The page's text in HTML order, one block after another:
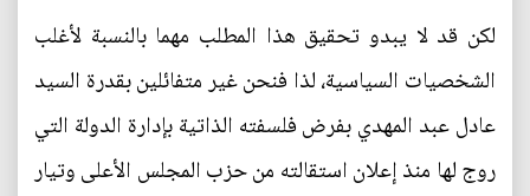
لكن قد لا يبدو تحقيق هذا المطلب مهما بالنسبة لأغلب
الشخصيات السياسية، لذا فنحن غير متفائلين بقدرة السيد
عادل عبد المهدي بفرض فلسفته الذاتية بإدارة الدولة التي
روج لها منذ إعلان استقالته من حزب المجلس الأعلى وتيار